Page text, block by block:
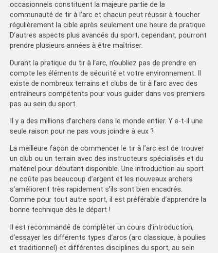
occasionnels constituent la majeure partie de la
communauté de tir à l’arc et chacun peut réussir à toucher
régulièrement la cible après seulement une heure de pratique.
D’autres aspects plus avancés du sport, cependant, pourront
prendre plusieurs années à être maîtriser.
Durant la pratique du tir à l’arc, n’oubliez pas de prendre en
compte les éléments de sécurité et votre environnement. Il
existe de nombreux terrains et clubs de tir à l’arc avec des
entraîneurs compétents pour vous guider dans vos premiers
pas au sein du sport.
Il y a des millions d’archers dans le monde entier. Y a-t-il une
seule raison pour ne pas vous joindre à eux ?
La meilleure façon de commencer le tir à l’arc est de trouver
un club ou un terrain avec des instructeurs spécialisés et du
matériel pour débutant disponible. Une introduction au sport
ne coûte pas beaucoup d’argent et les nouveaux archers
s’améliorent très rapidement s’ils sont bien encadrés.
Comme pour tout autre sport, il est préférable d’apprendre la
bonne technique dès le départ !
Il est recommandé de compléter un cours d’introduction,
d’essayer les différents types d’arcs (arc classique, à poulies
et traditionnel) et différentes disciplines du sport, au sein